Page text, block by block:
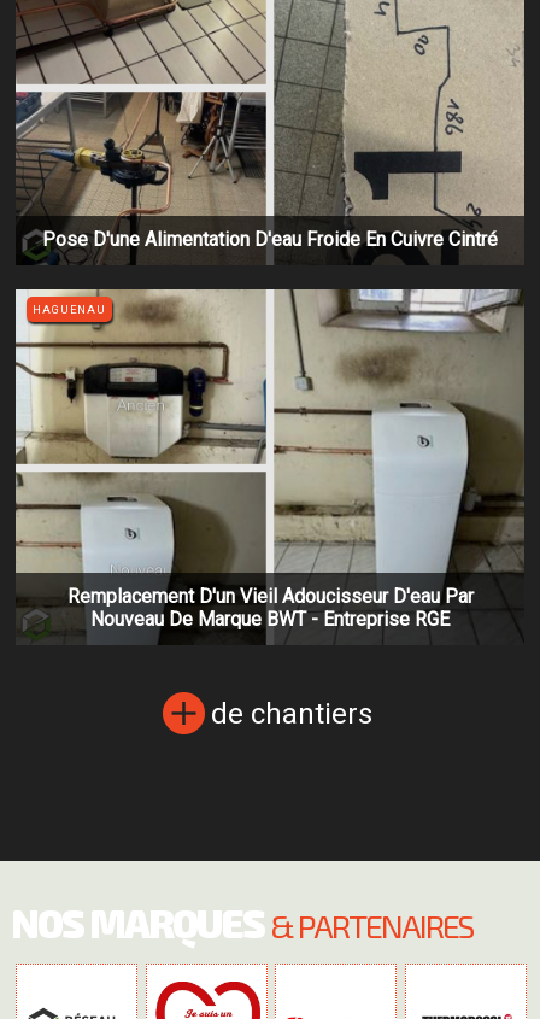
Pose D'une Alimentation D'eau Froide En Cuivre Cintré
Remplacement D'un Vieil Adoucisseur D'eau Par
Nouveau De Marque BWT - Entreprise RGE
HAGUENAU
de chantiers
NOS MARQUES& PARTENAIRES